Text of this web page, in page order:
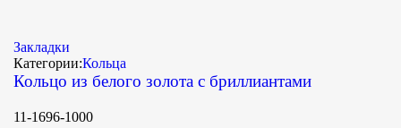
Закладки
Категории:Кольца
Кольцо из белого золота с бриллиантами
11-1696-1000